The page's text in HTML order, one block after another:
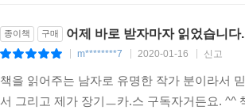
종이책 구매 어제 바로 받자마자 읽었습니다.
m********7 2020-01-16 신고
책을 읽어주는 남자로 유명한 작가 분이라서
서 그리고 제가 장기ㅡ카.스 구독자거든요. ^^